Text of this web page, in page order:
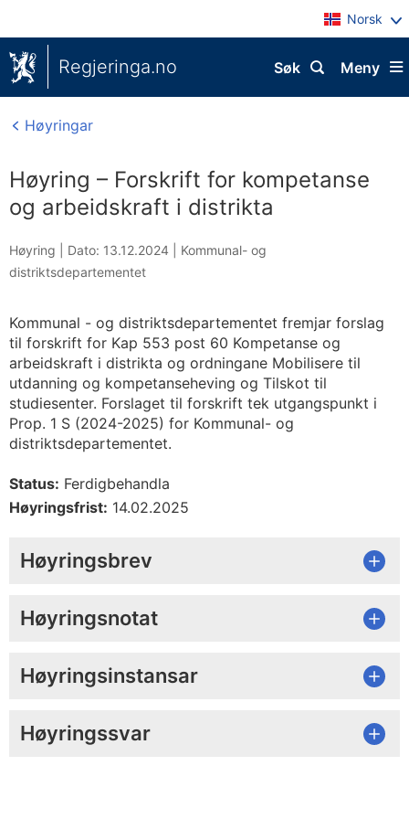
Norsk
Regjeringa.no Meny
Søk
Høyringar
Høyring – Forskrift for kompetanse
og arbeidskraft i distrikta
Høyring | Dato: 13.12.2024
Kommunal- og
distriktsdepartementet
Kommunal - og distriktsdepartementet fremjar forslag
til forskrift for Kap 553 post 60 Kompetanse og
arbeidskraft i distrikta og ordningane Mobilisere til
utdanning og kompetanseheving og Tilskot til
studiesenter. Forslaget til forskrift tek utgangspunkt i
Prop. 1 S (2024-2025) for Kommunal- og
distriktsdepartementet.
Status: Ferdigbehandla
Høyringsfrist: 14.02.2025
Høyringsbrev
Høyringsnotat
Høyringsinstansar
Høyringssvar